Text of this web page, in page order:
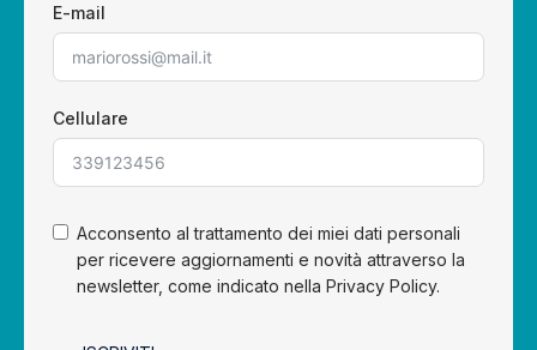
E-mail
Cellulare
Acconsento al trattamento dei miei dati personali
per ricevere aggiornamenti e novità attraverso la
newsletter, come indicato nella Privacy Policy.